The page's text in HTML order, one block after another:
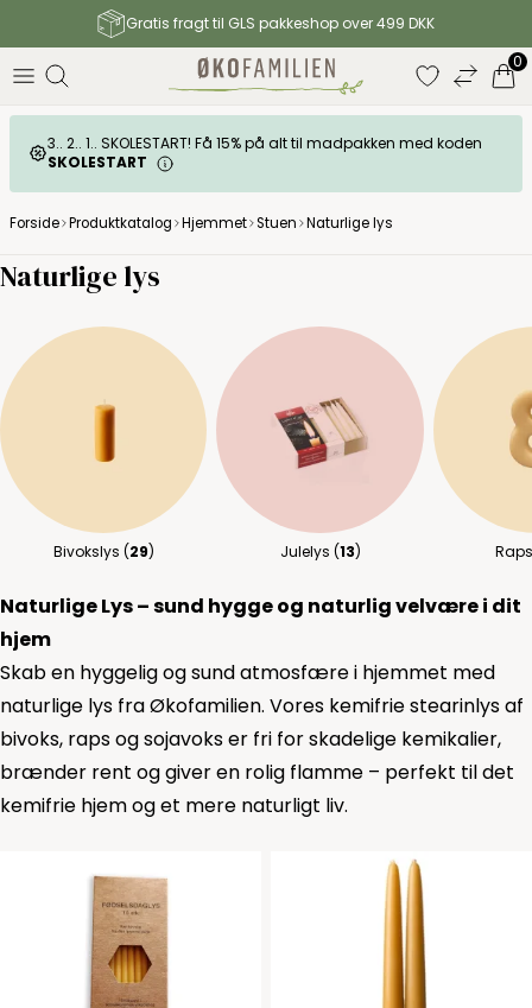
Gratis fragt til GLS pakkeshop over 499 DKK
0
3.. 2.. 1.. SKOLESTART! Få 15% på alt til madpakken med koden
SKOLESTART
Forside Produktkatalog Hjemmet Stuen Naturlige lys
Naturlige lys
Bivokslys (29) Julelys (13)
Naturlige Lys – sund hygge og naturlig velvære i dit
hjem
Skab en hyggelig og sund atmosfære i hjemmet med
naturlige lys fra Økofamilien. Vores kemifrie stearinlys af
bivoks, raps og sojavoks er fri for skadelige kemikalier,
brænder rent og giver en rolig flamme – perfekt til det
kemifrie hjem og et mere naturligt liv.